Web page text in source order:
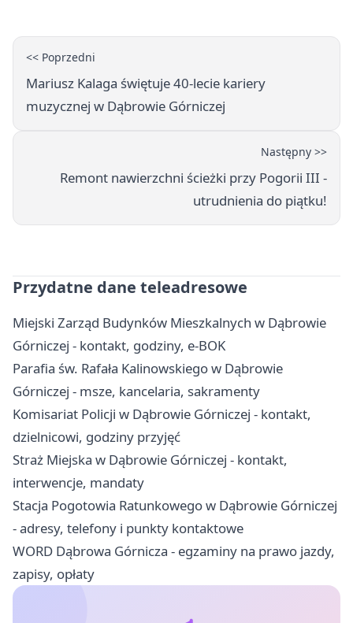
<< Poprzedni
Mariusz Kalaga świętuje 40-lecie kariery
muzycznej w Dąbrowie Górniczej
Następny >>
Remont nawierzchni ścieżki przy Pogorii III -
utrudnienia do piątku!
Przydatne dane teleadresowe
Miejski Zarząd Budynków Mieszkalnych w Dąbrowie
Górniczej - kontakt, godziny, e-BOK
Parafia św. Rafała Kalinowskiego w Dąbrowie
Górniczej - msze, kancelaria, sakramenty
Komisariat Policji w Dąbrowie Górniczej - kontakt,
dzielnicowi, godziny przyjęć
Straż Miejska w Dąbrowie Górniczej - kontakt,
interwencje, mandaty
Stacja Pogotowia Ratunkowego w Dąbrowie Górniczej
- adresy, telefony i punkty kontaktowe
WORD Dąbrowa Górnicza - egzaminy na prawo jazdy,
zapisy, opłaty